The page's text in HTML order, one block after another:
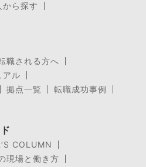
ら探す
職される方へ
アル
拠点一覧
転職成功事例
COLUMN
現場と働き方